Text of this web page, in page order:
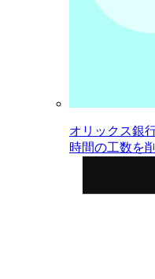
オリックス銀
時間の工数を